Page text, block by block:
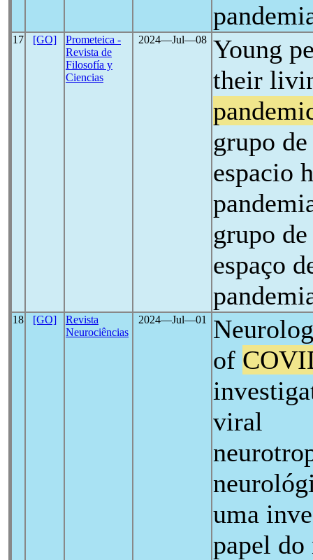
17 [GO]
Prometeica -
Revista de
Filosofía y
Ciencias
2024―Jul―08 Young
their
grupo
espacio
grupo
espaço
18 [GO]
Revista
Neurociências
2024―Jul―01
of
viral
uma
papel